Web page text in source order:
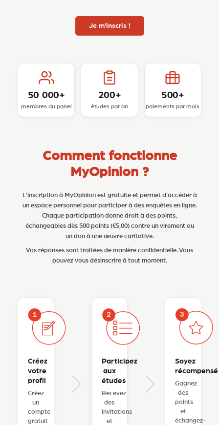
Je m'inscris !
50 000+
membres du panel
200+
études par an
500+
paiements par mois
Comment fonctionne
MyOpinion ?
L'inscription à MyOpinion est gratuite et permet d'accéder à
un espace personnel pour participer à des enquêtes en ligne.
Chaque participation donne droit à des points,
échangeables dès 500 points (€5,00) contre un virement ou
un don à une œuvre caritative.
Vos réponses sont traitées de manière confidentielle. Vous
pouvez vous désinscrire à tout moment.
Créez
votre
profil
Créez
un
compte
gratuit
Participez
aux
études
Recevez
des
invitations
et
Soyez
récompensé
Gagnez
des
points
et
échangez-